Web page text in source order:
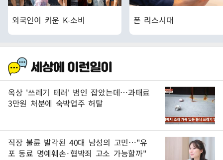
외국인이 키운 K-소비 폰 리스시대
옥상 '쓰레기 테러' 범인 잡았는데…과태료
3만원 처분에 숙박업주 허탈
직장 불륜 발각된 40대 남성의 고민…"유
포 동료 명예훼손·협박죄 고소 가능할까"